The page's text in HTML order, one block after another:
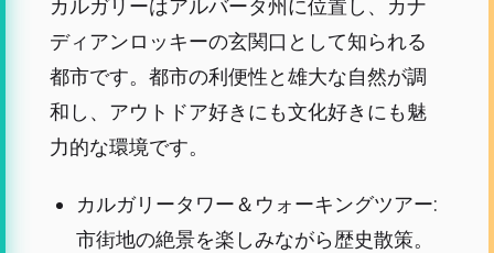
カルガリーはアルバータ州に位置し、カナ
ディアンロッキーの玄関口として知られる
都市です。都市の利便性と雄大な自然が調
和し、アウトドア好きにも文化好きにも魅
力的な環境です。
カルガリータワー＆ウォーキングツアー:
市街地の絶景を楽しみながら歴史散策。